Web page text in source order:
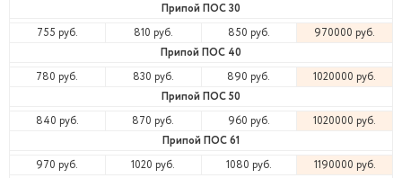
Припой ПОС 30
755 руб.
810 руб. 850 руб.
970000 руб.
Припой ПОС 40
780 руб.
830 руб. 890 руб.
1020000 руб.
Припой ПОС 50
840 руб.
870 руб. 960 руб.
1020000 руб.
Припой ПОС 61
970 руб.
1020 руб. 1080 руб.
1190000 руб.